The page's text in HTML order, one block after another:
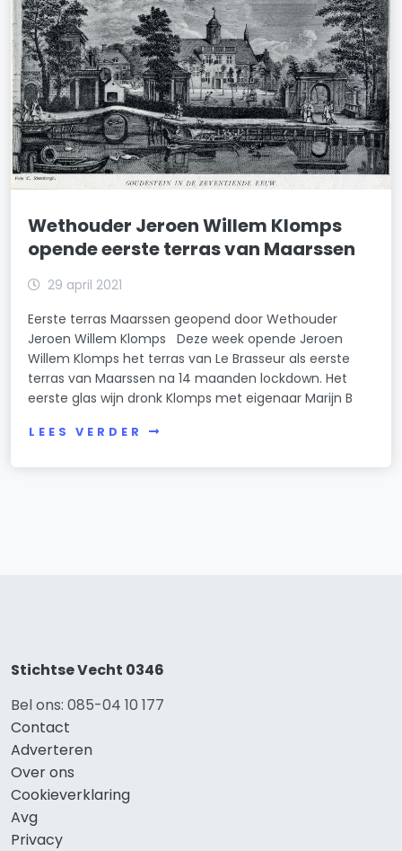
Wethouder Jeroen Willem Klomps
opende eerste terras van Maarssen
29 april 2021
Eerste terras Maarssen geopend door Wethouder
Jeroen Willem Klomps Deze week opende Jeroen
Willem Klomps het terras van Le Brasseur als eerste
terras van Maarssen na 14 maanden lockdown. Het
eerste glas wijn dronk Klomps met eigenaar Marijn B
LEES VERDER
Stichtse Vecht 0346
Bel ons: 085-04 10 177
Contact
Adverteren
Over ons
Cookieverklaring
Avg
Privacy